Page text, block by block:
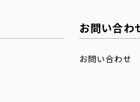
お問い合わ
お問い合わせ